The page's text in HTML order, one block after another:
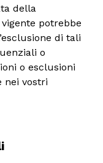
della
potrebbe
di tali
o
o esclusioni
nei vostri